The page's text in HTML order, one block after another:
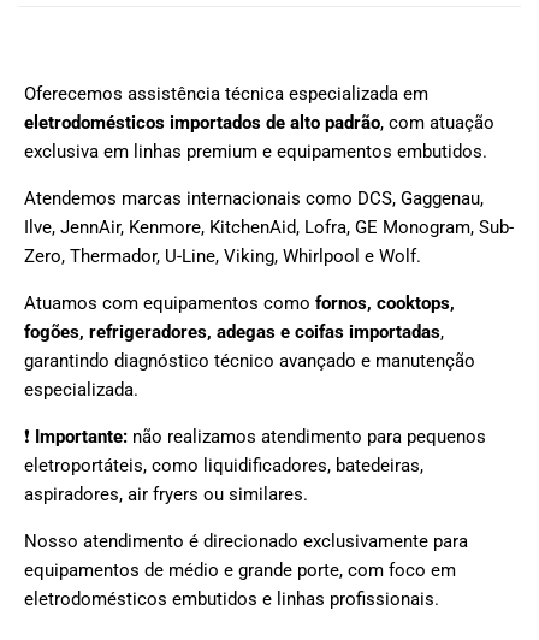
Oferecemos assistência técnica especializada em
eletrodomésticos importados de alto padrão, com atuação
exclusiva em linhas premium e equipamentos embutidos.
Atendemos marcas internacionais como DCS, Gaggenau,
Ilve, JennAir, Kenmore, KitchenAid, Lofra, GE Monogram, Sub-
Zero, Thermador, U-Line, Viking, Whirlpool e Wolf.
Atuamos com equipamentos como fornos, cooktops,
fogões, refrigeradores, adegas e coifas importadas,
garantindo diagnóstico técnico avançado e manutenção
especializada.
❗ Importante: não realizamos atendimento para pequenos
eletroportáteis, como liquidificadores, batedeiras,
aspiradores, air fryers ou similares.
Nosso atendimento é direcionado exclusivamente para
equipamentos de médio e grande porte, com foco em
eletrodomésticos embutidos e linhas profissionais.